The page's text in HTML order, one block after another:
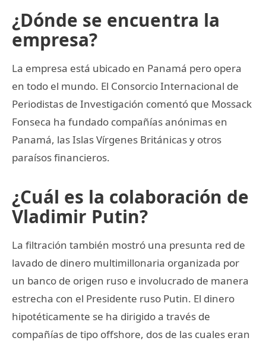
¿Dónde se encuentra la
empresa?
La empresa está ubicado en Panamá pero opera
en todo el mundo. El Consorcio Internacional de
Periodistas de Investigación comentó que Mossack
Fonseca ha fundado compañías anónimas en
Panamá, las Islas Vírgenes Británicas y otros
paraísos financieros.
¿Cuál es la colaboración de
Vladimir Putin?
La filtración también mostró una presunta red de
lavado de dinero multimillonaria organizada por
un banco de origen ruso e involucrado de manera
estrecha con el Presidente ruso Putin. El dinero
hipotéticamente se ha dirigido a través de
compañías de tipo offshore, dos de las cuales eran